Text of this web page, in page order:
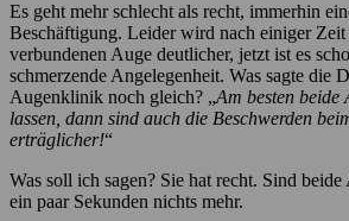
Es geht mehr schlecht als recht, immerhin
Beschäftigung. Leider wird nach einiger Zeit
verbundenen Auge deutlicher, jetzt ist es
schmerzende Angelegenheit. Was sagte die
Augenklinik noch gleich? „Am besten beide
lassen, dann sind auch die Beschwerden
erträglicher!“
Was soll ich sagen? Sie hat recht. Sind
ein paar Sekunden nichts mehr.